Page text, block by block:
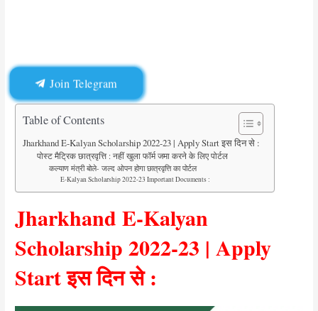
Join Telegram
Table of Contents
Jharkhand E-Kalyan Scholarship 2022-23 | Apply Start इस दिन से :
पोस्ट मैट्रिक छात्रवृत्ति : नहीं खुला फॉर्म जमा करने के लिए पोर्टल
कल्याण मंत्री बोले- जल्द ओपन होगा छात्रवृत्ति का पोर्टल
E-Kalyan Scholarship 2022-23 Important Documents :
Jharkhand E-Kalyan
Scholarship 2022-23 | Apply
Start इस दिन से :